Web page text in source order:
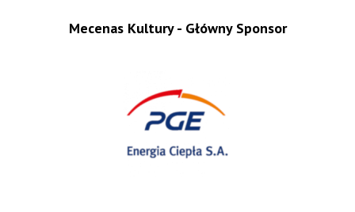
Mecenas Kultury - Główny Sponsor